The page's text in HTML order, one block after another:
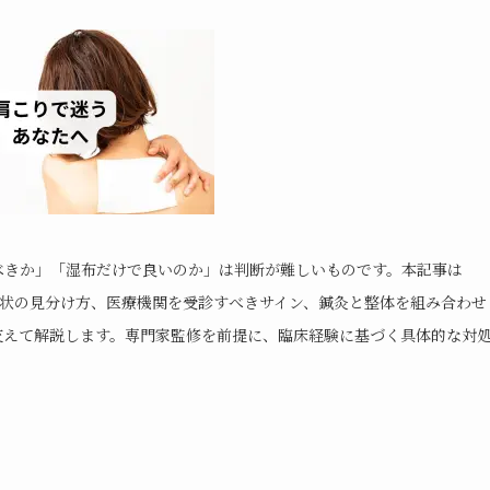
か」「湿布だけで良いのか」は判断が難しいものです。本記事は
見分け方、医療機関を受診すべきサイン、鍼灸と整体を組み合わせ
て解説します。専門家監修を前提に、臨床経験に基づく具体的な対